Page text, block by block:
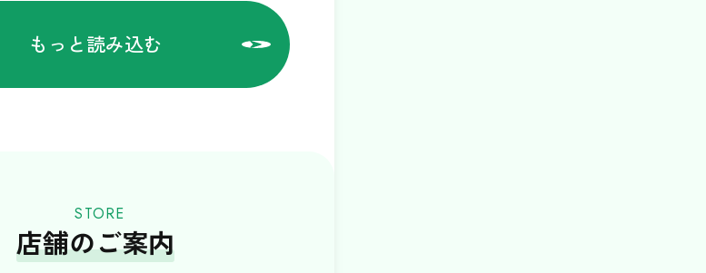
もっと読み込む
STORE
店舗のご案内